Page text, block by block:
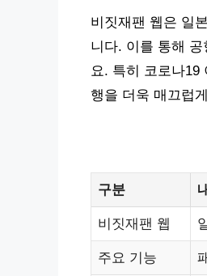
비짓재팬 웹은 일
니다. 이를 통해
요. 특히 코로나19
행을 더욱 매끄럽
구분
비짓재팬 웹
주요 기능